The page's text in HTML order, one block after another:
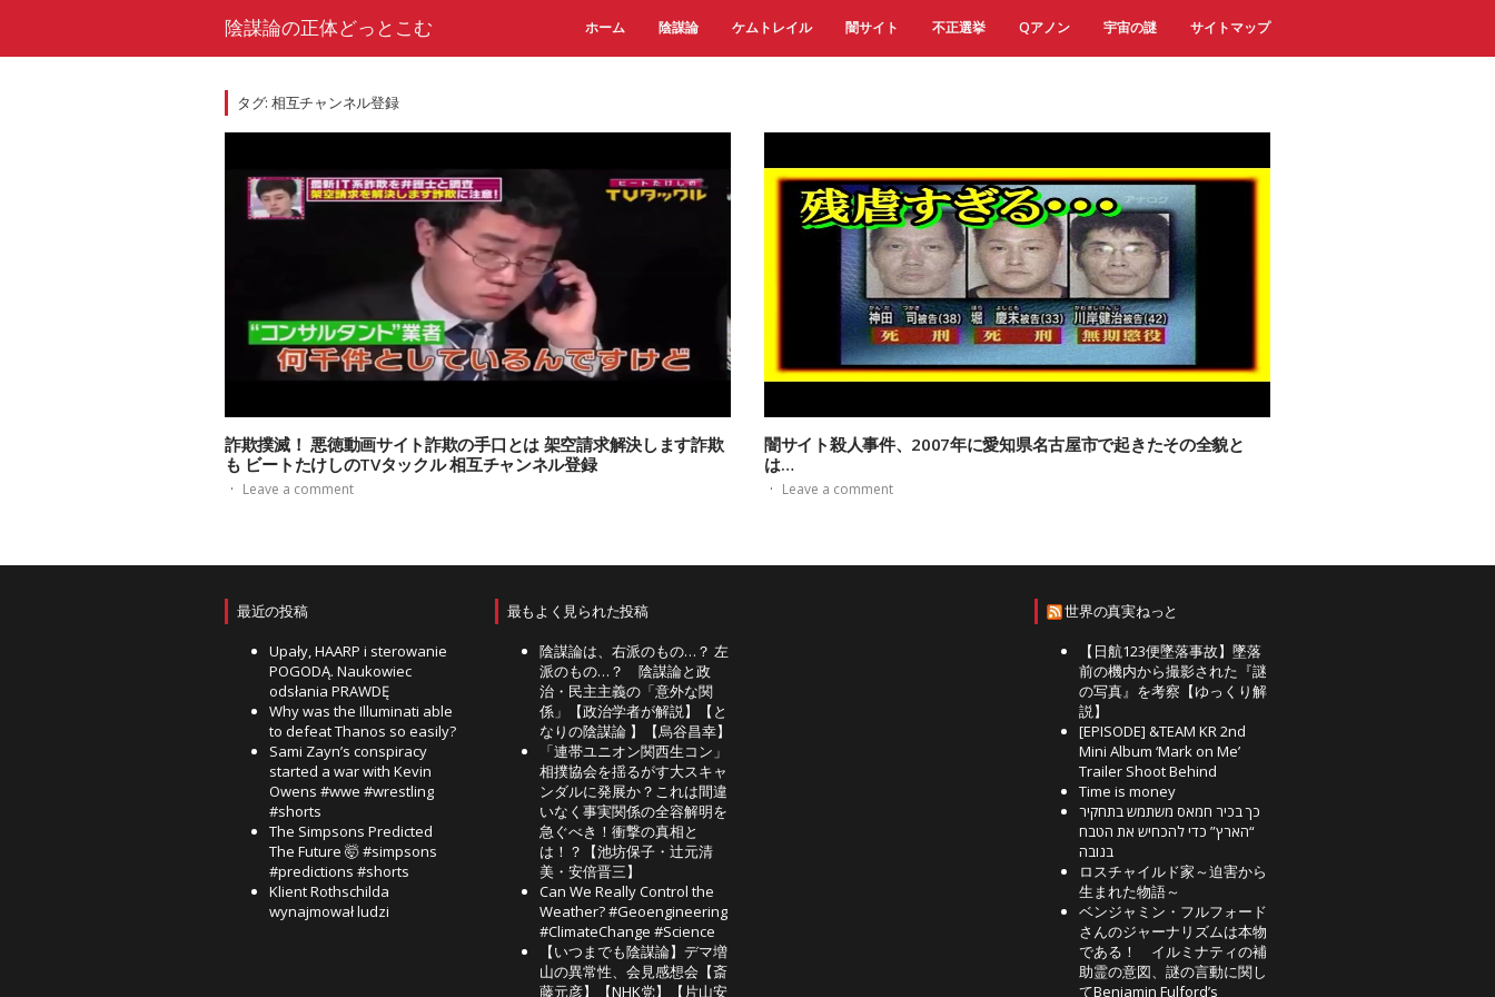
陰謀論の正体どっとこむ ホーム 陰謀論 ケムトレイル 闇サイト 不正選挙 Qアノン 宇宙の謎 サイトマップ
タグ: 相互チャンネル登録
詐欺撲滅！ 悪徳動画サイト詐欺の手口とは 架空請求解決します詐欺
も ビートたけしのTVタックル 相互チャンネル登録
· Leave a comment
闇サイト殺人事件、2007年に愛知県名古屋市で起きたその全貌と
は…
· Leave a comment
最近の投稿
Upały, HAARP i sterowanie
POGODĄ. Naukowiec
odsłania PRAWDĘ
Why was the Illuminati able
to defeat Thanos so easily?
Sami Zayn’s conspiracy
started a war with Kevin
Owens #wwe #wrestling
#shorts
The Simpsons Predicted
The Future 🤯 #simpsons
#predictions #shorts
Klient Rothschilda
wynajmował ludzi
最もよく見られた投稿
陰謀論は、右派のもの…？ 左
派のもの…？ 陰謀論と政
治・民主主義の「意外な関
係」【政治学者が解説】【と
なりの陰謀論 】【烏谷昌幸】
「連帯ユニオン関西生コン」
相撲協会を揺るがす大スキャ
ンダルに発展か？これは間違
いなく事実関係の全容解明を
急ぐべき！衝撃の真相と
は！？【池坊保子・辻元清
美・安倍晋三】
Can We Really Control the
Weather? #Geoengineering
#ClimateChange #Science
【いつまでも陰謀論】デマ増
山の異常性、会見感想会【斎
藤元彦】【NHK党】【片山安
世界の真実ねっと
【日航123便墜落事故】墜落
前の機内から撮影された『謎
の写真』を考察【ゆっくり解
説】
[EPISODE] &TEAM KR 2nd
Mini Album ‘Mark on Me’
Trailer Shoot Behind
Time is money
כך בכיר חמאס משתמש בתחקיר
“הארץ” כדי להכחיש את הטבח
בנובה
ロスチャイルド家～迫害から
生まれた物語～
ベンジャミン・フルフォード
さんのジャーナリズムは本物
である！ イルミナティの補
助霊の意図、謎の言動に関し
てBenjamin Fulford’s